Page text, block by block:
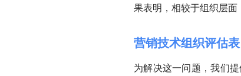
果表明，相较于组织层面
营销技术组织评估表
为解决这一问题，我们